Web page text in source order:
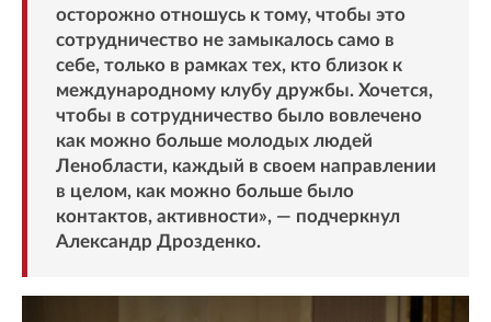
осторожно отношусь к тому, чтобы это
сотрудничество не замыкалось само в
себе, только в рамках тех, кто близок к
международному клубу дружбы. Хочется,
чтобы в сотрудничество было вовлечено
как можно больше молодых людей
Ленобласти, каждый в своем направлении
в целом, как можно больше было
контактов, активности», — подчеркнул
Александр Дрозденко.